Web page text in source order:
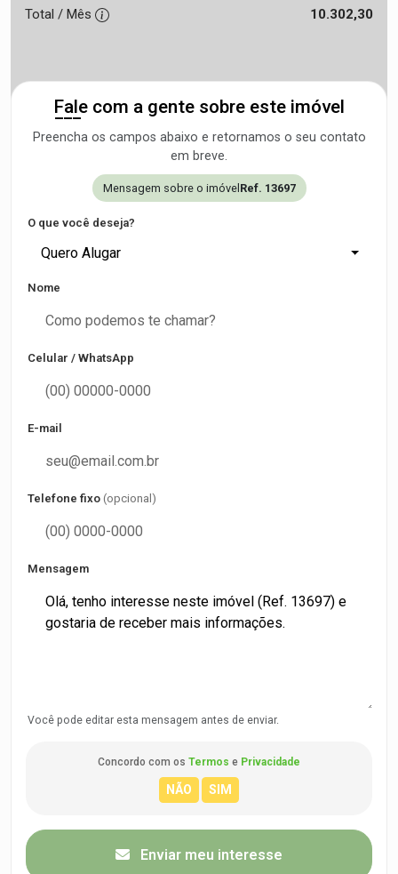
Total / Mês 10.302,30
Fale com a gente sobre este imóvel
Preencha os campos abaixo e retornamos o seu contato
em breve.
Mensagem sobre o imóvelRef. 13697
O que você deseja?
Quero Alugar
Nome
Celular / WhatsApp
E-mail
Telefone fixo (opcional)
Mensagem
Você pode editar esta mensagem antes de enviar.
Concordo com os Termos e Privacidade
Enviar meu interesse